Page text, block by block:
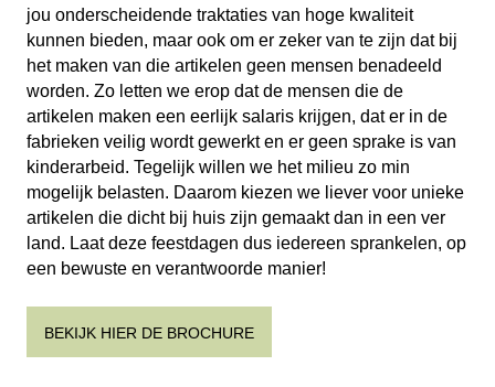
jou onderscheidende traktaties van hoge kwaliteit
kunnen bieden, maar ook om er zeker van te zijn dat bij
het maken van die artikelen geen mensen benadeeld
worden. Zo letten we erop dat de mensen die de
artikelen maken een eerlijk salaris krijgen, dat er in de
fabrieken veilig wordt gewerkt en er geen sprake is van
kinderarbeid. Tegelijk willen we het milieu zo min
mogelijk belasten. Daarom kiezen we liever voor unieke
artikelen die dicht bij huis zijn gemaakt dan in een ver
land. Laat deze feestdagen dus iedereen sprankelen, op
een bewuste en verantwoorde manier!
BEKIJK HIER DE BROCHURE